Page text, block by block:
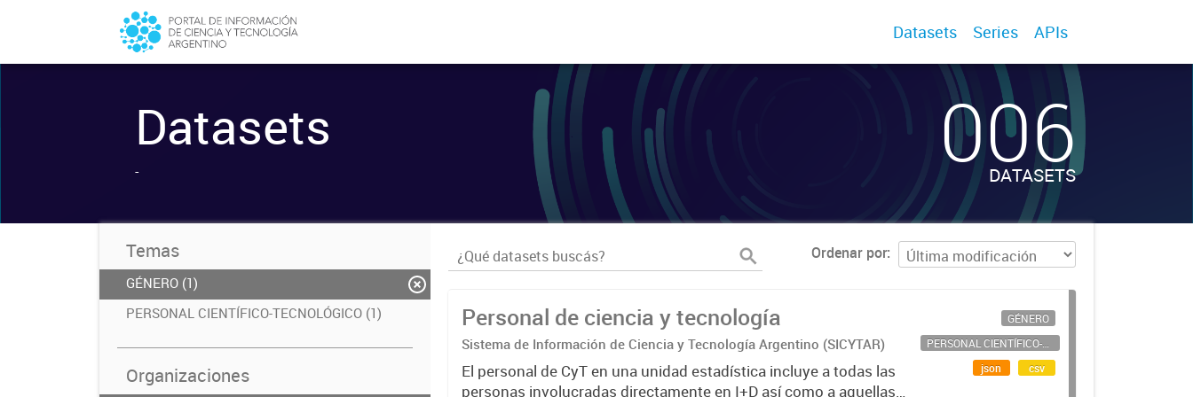
Datasets Series APIs
Datasets
- 006
DATASETS
Temas
GÉNERO (1)
PERSONAL CIENTÍFICO-TECNOLÓGICO (1)
Organizaciones
Ordenar por
Personal de ciencia y tecnología
Sistema de Información de Ciencia y Tecnología Argentino (SICYTAR)
El personal de CyT en una unidad estadística incluye a todas las
personas involucradas directamente en I+D así como a aquellas
GÉNERO
PERSONAL CIENTÍFICO-TECNOLÓGICO
json
csv